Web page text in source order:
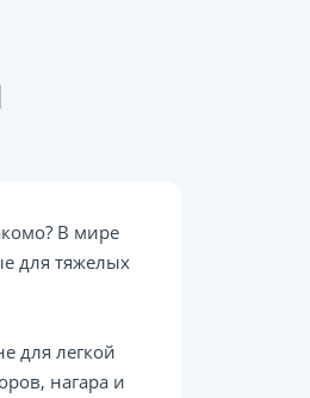
В мире
для тяжелых
для легкой
нагара и